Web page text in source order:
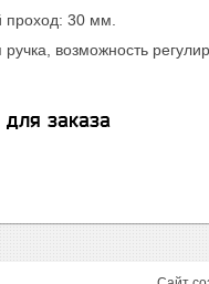
30 мм.
возможность
заказа